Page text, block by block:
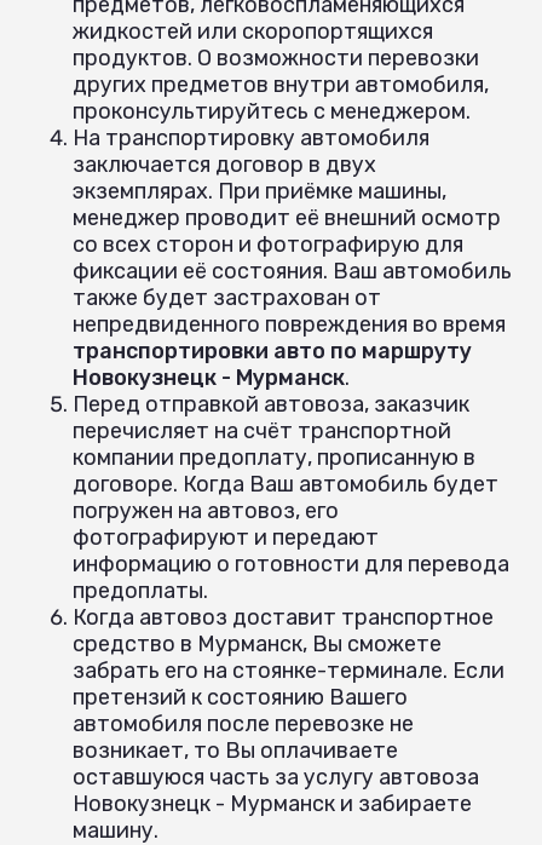
жидкостей или скоропортящихся
продуктов. О возможности перевозки
других предметов внутри автомобиля,
проконсультируйтесь с менеджером.
На транспортировку автомобиля
заключается договор в двух
экземплярах. При приёмке машины,
менеджер проводит её внешний осмотр
со всех сторон и фотографирую для
фиксации её состояния. Ваш автомобиль
также будет застрахован от
непредвиденного повреждения во время
транспортировки авто по маршруту
Новокузнецк - Мурманск.
Перед отправкой автовоза, заказчик
перечисляет на счёт транспортной
компании предоплату, прописанную в
договоре. Когда Ваш автомобиль будет
погружен на автовоз, его
фотографируют и передают
информацию о готовности для перевода
предоплаты.
Когда автовоз доставит транспортное
средство в Мурманск, Вы сможете
забрать его на стоянке-терминале. Если
претензий к состоянию Вашего
автомобиля после перевозке не
возникает, то Вы оплачиваете
оставшуюся часть за услугу автовоза
Новокузнецк - Мурманск и забираете
машину.